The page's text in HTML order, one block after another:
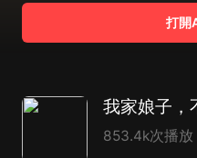
打開
853.4k次播放